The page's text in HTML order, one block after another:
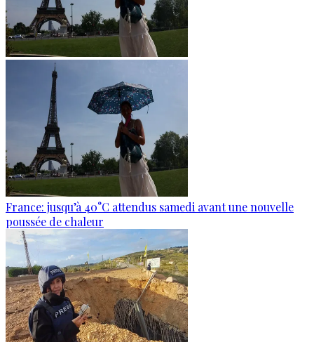
France: jusqu’à 40°C attendus samedi avant une nouvelle
poussée de chaleur